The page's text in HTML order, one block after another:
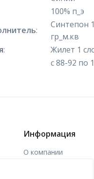
100% п_э
:
Синтепон
гр_м.кв
:
Жилет 1
с 88-92 по
Информация
О компании